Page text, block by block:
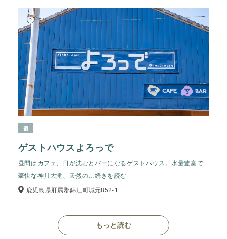
宿
ゲストハウスよろっで
昼間はカフェ、日が沈むとバーになるゲストハウス。水量豊富で
豪快な神川大滝、天然の…続きを読む
鹿児島県肝属郡錦江町城元852-1
もっと読む